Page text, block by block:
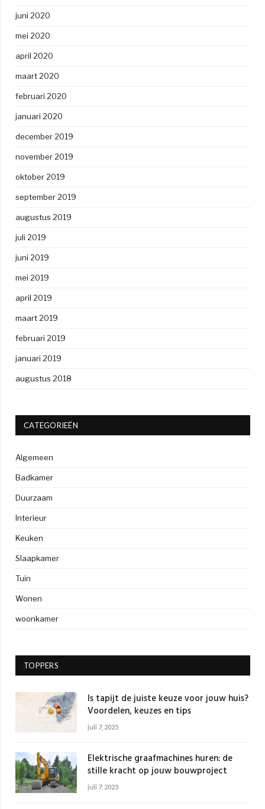
juni 2020
mei 2020
april 2020
maart 2020
februari 2020
januari 2020
december 2019
november 2019
oktober 2019
september 2019
augustus 2019
juli 2019
juni 2019
mei 2019
april 2019
maart 2019
februari 2019
januari 2019
augustus 2018
CATEGORIEËN
Algemeen
Badkamer
Duurzaam
Interieur
Keuken
Slaapkamer
Tuin
Wonen
woonkamer
TOPPERS
Is tapijt de juiste keuze voor jouw huis?
Voordelen, keuzes en tips
juli 7, 2025
Elektrische graafmachines huren: de
stille kracht op jouw bouwproject
juli 7, 2025